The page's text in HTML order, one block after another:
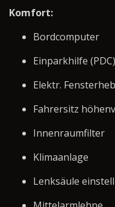
Komfort:
Bordcomputer
Einparkhilfe
Elektr.
Fahrersitz
Innenraumfilter
Klimaanlage
Lenksäule